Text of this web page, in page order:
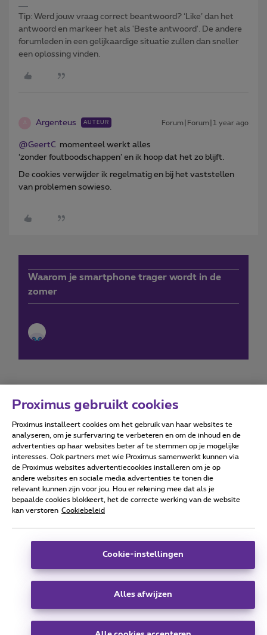
Tip: Werd jouw vraag correct beantwoord? ‘Like’ dan het
antwoord en markeer het als 'Beste antwoord'. De andere
forumleden in een gelijkaardige situatie zullen dan sneller
een oplossing vinden.
A Argenteus AUTEUR Forum|Forum|1 year ago
@GeertC momenteel werkt alles
‘zonder foutboodschappen’ en ik hoop dat het zo blijft.
De cookies verwijder ik regelmatig en bij het vaststellen
van problemen sowieso.
Waarom je smartphone trager wordt in de
zomer
Forumvoorwaarden Accessibility statement
Alle rechten voorbehouden. © Proximus
Algemene voorwaarden, consumenteninfo
Deze website is gecreëerd en wordt beheerd conform het
Koning Albert II-laan 27 - B-1030 Brussel.
Carrier & Wholesale Solutions
Proximus gebruikt cookies
Proximus installeert cookies om het gebruik van haar websites te
analyseren, om je surfervaring te verbeteren en om de inhoud en de
advertenties op haar websites beter af te stemmen op je mogelijke
interesses. Ook partners met wie Proximus samenwerkt kunnen via
de Proximus websites advertentiecookies installeren om je op
andere websites en sociale media advertenties te tonen die
relevant kunnen zijn voor jou. Hou er rekening mee dat als je
bepaalde cookies blokkeert, het de correcte werking van de website
kan verstoren Cookiebeleid
Cookie-instellingen
Alles afwijzen